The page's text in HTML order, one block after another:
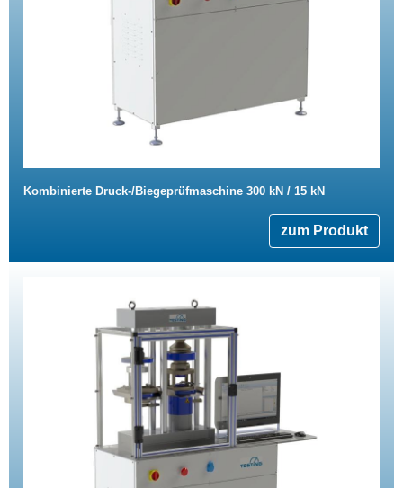
Kombinierte Druck-/Biegeprüfmaschine 300 kN / 15 kN
zum Produkt